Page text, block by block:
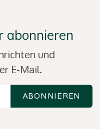
abonnieren
und
E-Mail.
ABONNIEREN